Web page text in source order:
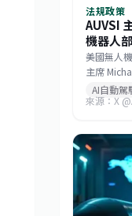
法規政策
AUVSI
機器人
數據主權
美國無人
主席
《
器人是人
無異於直
賴的大數
法，確保
全，防止
AI自動駕
來源：X